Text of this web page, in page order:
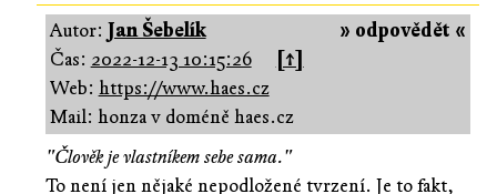
» odpovědět «
Autor: Jan Šebelík
Čas: 2022-12-13 10:15:26
[↑]
Web: https://www.haes.cz
Mail: honza v doméně haes.cz
"Člověk je vlastníkem sebe sama."
To není jen nějaké nepodložené tvrzení. Je to fakt,